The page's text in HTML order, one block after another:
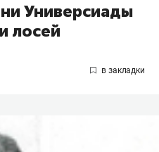
Универсиады
лосей